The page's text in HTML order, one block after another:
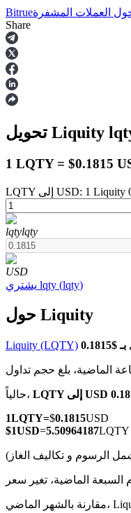
العقود الآجلة
العقود الآجلة USDT
TradFi
الثمينة والسلع
Bitrueالعملات المشفرة
Share
تحويل Liquity
1 LQTY = $0.1815
lqtylqty
USD
يشتري lqty (lqty)
حول Liquity
Liquity (LQTY)
حالياً، LQTY إلى USD
1LQTY=$0.1815USD
$1USD=5.50964187LQTY